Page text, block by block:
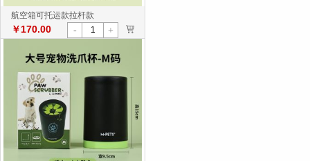
航空箱可托运款拉杆款
￥170.00 - + >